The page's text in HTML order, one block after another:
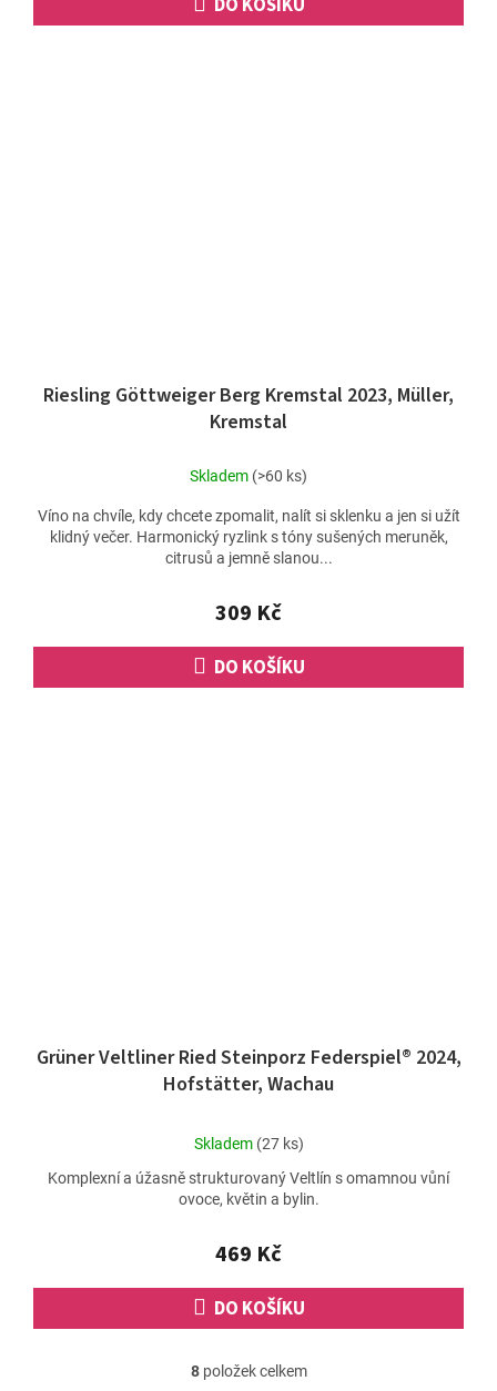
DO KOŠÍKU
Riesling Göttweiger Berg Kremstal 2023, Müller,
Kremstal
Skladem (>60 ks)
309 Kč
DO KOŠÍKU
Víno na chvíle, kdy chcete zpomalit, nalít si sklenku a jen si užít
klidný večer. Harmonický ryzlink s tóny sušených meruněk,
citrusů a jemně slanou...
Grüner Veltliner Ried Steinporz Federspiel® 2024,
Hofstätter, Wachau
Průměrné
produktu
je
z
5
hvězdiček.
Skladem (27 ks)
469 Kč
DO KOŠÍKU
Komplexní a úžasně strukturovaný Veltlín s omamnou vůní
ovoce, květin a bylin.
O
8položek celkem